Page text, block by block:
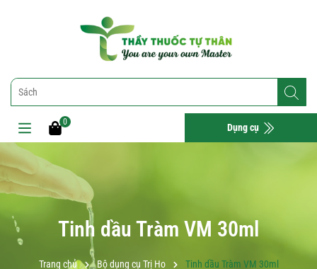
0 Dụng cụ
Tinh dầu Tràm VM 30ml
Trang chủ Bộ dụng cụ Trị Ho Tinh dầu Tràm VM 30ml